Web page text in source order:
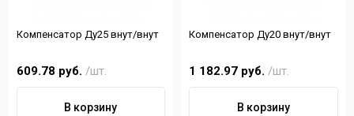
Компенсатор Ду25 внут/внут
609.78 руб. /шт.
В корзину
Компенсатор Ду20 внут/внут
1 182.97 руб. /шт.
В корзину